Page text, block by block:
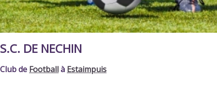
S.C. DE NECHIN
Club de Footballà Estaimpuis